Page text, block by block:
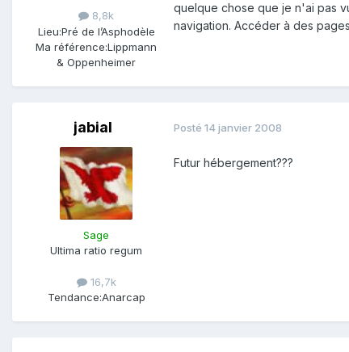
8,8k
Lieu:Pré de l’Asphodèle
Ma référence:Lippmann
& Oppenheimer
quelque chose que je n'ai pas
navigation. Accéder à des
jabial
Sage
Ultima ratio regum
16,7k
Tendance:Anarcap
Posté 14 janvier 2008
Futur hébergement???